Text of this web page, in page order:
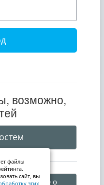
возможно,
Уведомление о
файлы
сайт, вы
этих